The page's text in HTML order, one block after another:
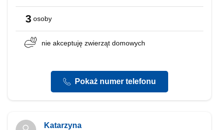
3 osoby
nie akceptuję zwierząt domowych
Pokaż numer telefonu
Katarzyna